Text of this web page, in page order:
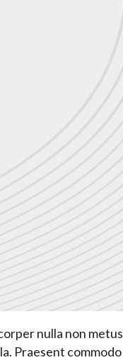
nulla non metus
Praesent commodo